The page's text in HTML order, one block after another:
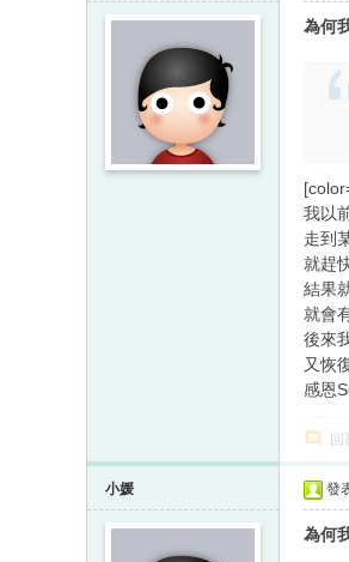
為何
我以
走到
就趕
結果
就會
後來
又恢
感恩
回
小媛 發
為何